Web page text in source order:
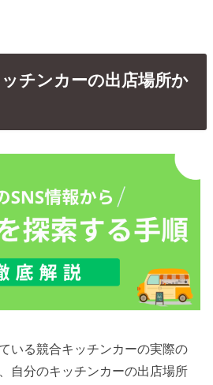
チンカーの出店場所か
いる競合キッチンカーの実際の
自分のキッチンカーの出店場所